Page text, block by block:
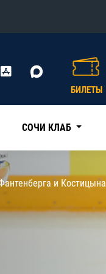
БИЛЕТЫ
СОЧИ КЛАБ
и Костицына